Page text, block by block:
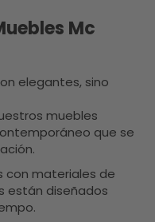
Mc
elegantes, sino
muebles
que se
con materiales de
están diseñados